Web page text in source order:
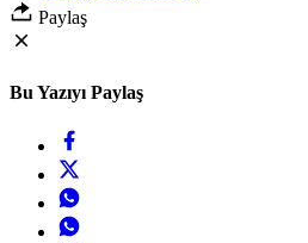
Paylaş
Bu Yazıyı Paylaş